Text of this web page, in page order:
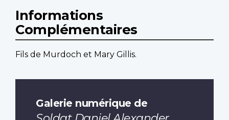
Informations
Complémentaires
Fils de Murdoch et Mary Gillis.
Galerie numérique de